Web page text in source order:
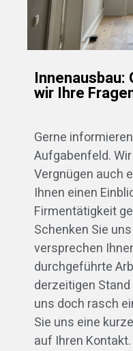
Innenausbau:
wir Ihre
Gerne
Aufgabenfeld.
Vergnügen auch
Ihnen einen
Firmentätigkeit
Schenken Sie
versprechen
durchgeführte
derzeitigen
uns doch rasch
Sie uns eine
auf Ihren Kontakt.